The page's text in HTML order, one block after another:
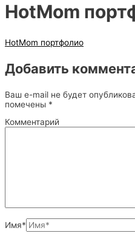
HotMom
HotMom портфолио
Добавить
Ваш e-mail не будет
помечены *
Комментарий
Имя*